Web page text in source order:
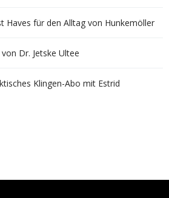
Haves für den Alltag von Hunkemöller
Dr. Jetske Ultee
Klingen-Abo mit Estrid